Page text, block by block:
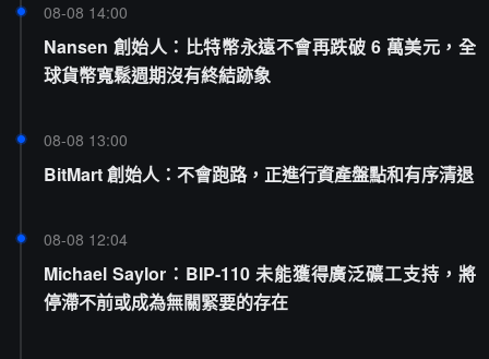
08-08 14:00
Nansen 創始人：比特幣永遠不會再跌破 6 萬美元，全
球貨幣寬鬆週期沒有終結跡象
08-08 13:00
BitMart 創始人：不會跑路，正進行資產盤點和有序清退
08-08 12:04
Michael Saylor：BIP-110 未能獲得廣泛礦工支持，將
停滯不前或成為無關緊要的存在